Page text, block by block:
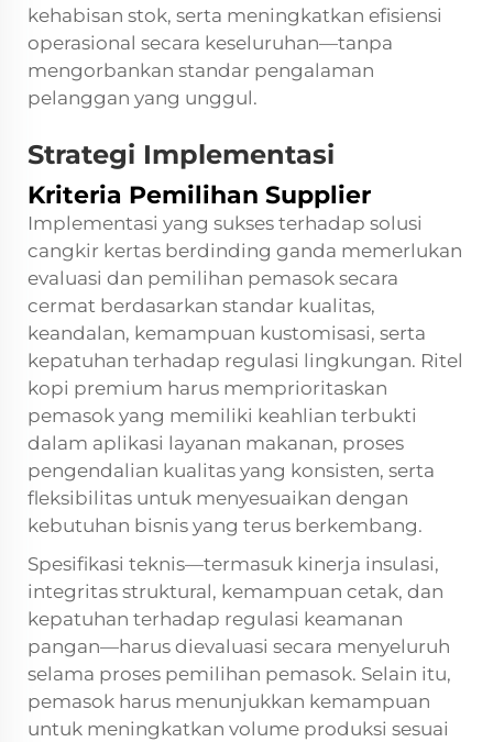
kehabisan stok, serta meningkatkan efisiensi
operasional secara keseluruhan—tanpa
mengorbankan standar pengalaman
pelanggan yang unggul.
Strategi Implementasi
Kriteria Pemilihan Supplier
Implementasi yang sukses terhadap solusi
cangkir kertas berdinding ganda memerlukan
evaluasi dan pemilihan pemasok secara
cermat berdasarkan standar kualitas,
keandalan, kemampuan kustomisasi, serta
kepatuhan terhadap regulasi lingkungan. Ritel
kopi premium harus memprioritaskan
pemasok yang memiliki keahlian terbukti
dalam aplikasi layanan makanan, proses
pengendalian kualitas yang konsisten, serta
fleksibilitas untuk menyesuaikan dengan
kebutuhan bisnis yang terus berkembang.
Spesifikasi teknis—termasuk kinerja insulasi,
integritas struktural, kemampuan cetak, dan
kepatuhan terhadap regulasi keamanan
pangan—harus dievaluasi secara menyeluruh
selama proses pemilihan pemasok. Selain itu,
pemasok harus menunjukkan kemampuan
untuk meningkatkan volume produksi sesuai